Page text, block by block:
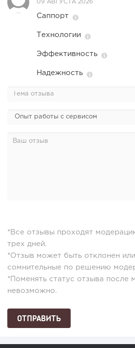
09 АВГУСТА 2026
Саппорт
Технологии
Эффективность
Надежность
*Все отзывы проходят
трех дней.
*Отзыв может быть отклонен
сомнительные по решению
*Поменять статус отзыва после
невозможно.